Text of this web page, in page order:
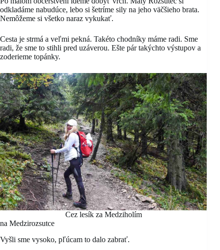
odkladáme nabudúce, lebo si šetríme sily na jeho väčšieho brata.
Nemôžeme si všetko naraz vykukať.
Cesta je strmá a veľmi pekná. Takéto chodníky máme radi. Sme
radi, že sme to stihli pred uzáverou. Ešte pár takýchto výstupov a
zoderieme topánky.
Cez lesík za Medziholím
na Medzirozsutce
Vyšli sme vysoko, pľúcam to dalo zabrať.